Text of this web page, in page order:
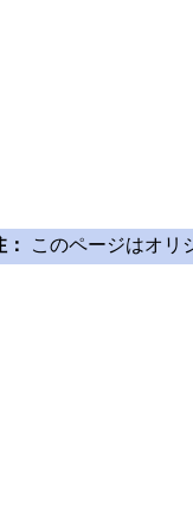
このページはオリ